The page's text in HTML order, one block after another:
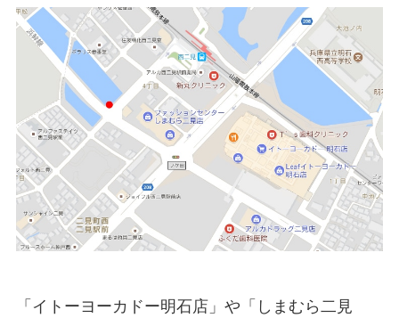
「イトーヨーカドー明石店」や「しまむら二見